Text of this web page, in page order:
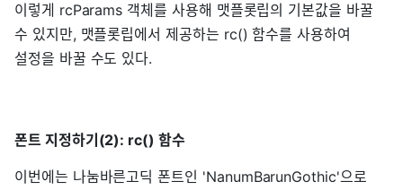
이렇게 rcParams 객체를 사용해 맷플롯립의 기본값을 바꿀
수 있지만, 맷플롯립에서 제공하는 rc() 함수를 사용하여
설정을 바꿀 수도 있다.
폰트 지정하기(2): rc() 함수
이번에는 나눔바른고딕 폰트인 'NanumBarunGothic'으로